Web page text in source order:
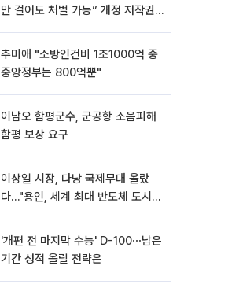
만 걸어도 처벌 가능” 개정 저작권
추미애 "소방인건비 1조1000억 중
중앙정부는 800억뿐"
이남오 함평군수, 군공항 소음피해
함평 보상 요구
이상일 시장, 다낭 국제무대 올랐
다…"용인, 세계 최대 반도체 도시
'개편 전 마지막 수능' D-100⋯남은
기간 성적 올릴 전략은